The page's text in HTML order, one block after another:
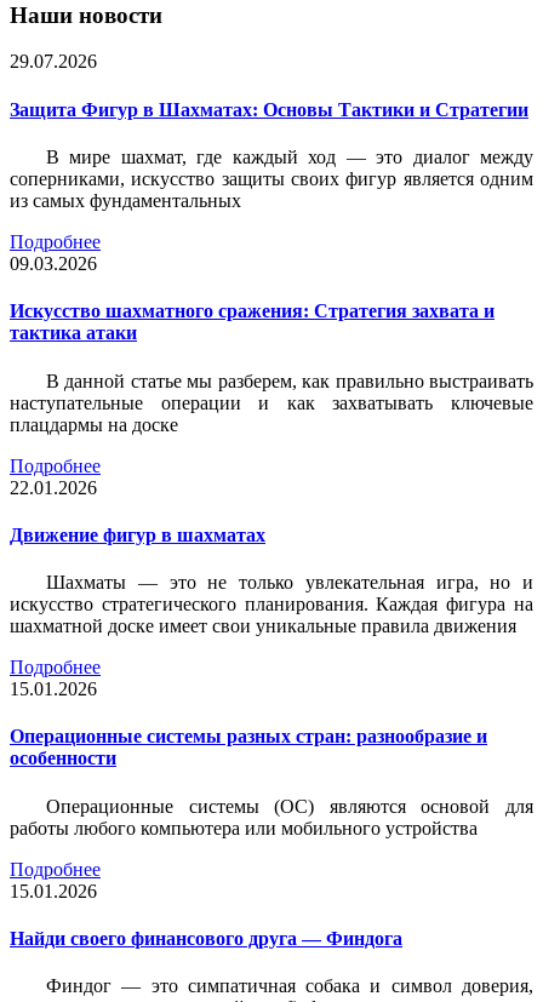
Наши новости
29.07.2026
Защита Фигур в Шахматах: Основы Тактики и Стратегии
В мире шахмат, где каждый ход — это диалог между
соперниками, искусство защиты своих фигур является одним
из самых фундаментальных
Подробнее
09.03.2026
Искусство шахматного сражения: Стратегия захвата и
тактика атаки
В данной статье мы разберем, как правильно выстраивать
наступательные операции и как захватывать ключевые
плацдармы на доске
Подробнее
22.01.2026
Движение фигур в шахматах
Шахматы — это не только увлекательная игра, но и
искусство стратегического планирования. Каждая фигура на
шахматной доске имеет свои уникальные правила движения
Подробнее
15.01.2026
Операционные системы разных стран: разнообразие и
особенности
Операционные системы (ОС) являются основой для
работы любого компьютера или мобильного устройства
Подробнее
15.01.2026
Найди своего финансового друга — Финдога
Финдог — это симпатичная собака и символ доверия,